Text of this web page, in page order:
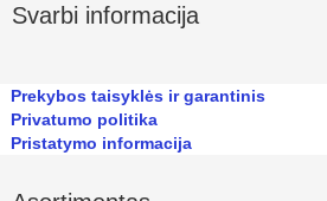
Svarbi informacija
Prekybos taisyklės ir garantinis
Privatumo politika
Pristatymo informacija